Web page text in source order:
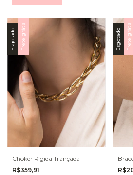
Esgotado Frete grátis
Choker Rígida Trançada
R$359,91
Esgotado Frete grátis